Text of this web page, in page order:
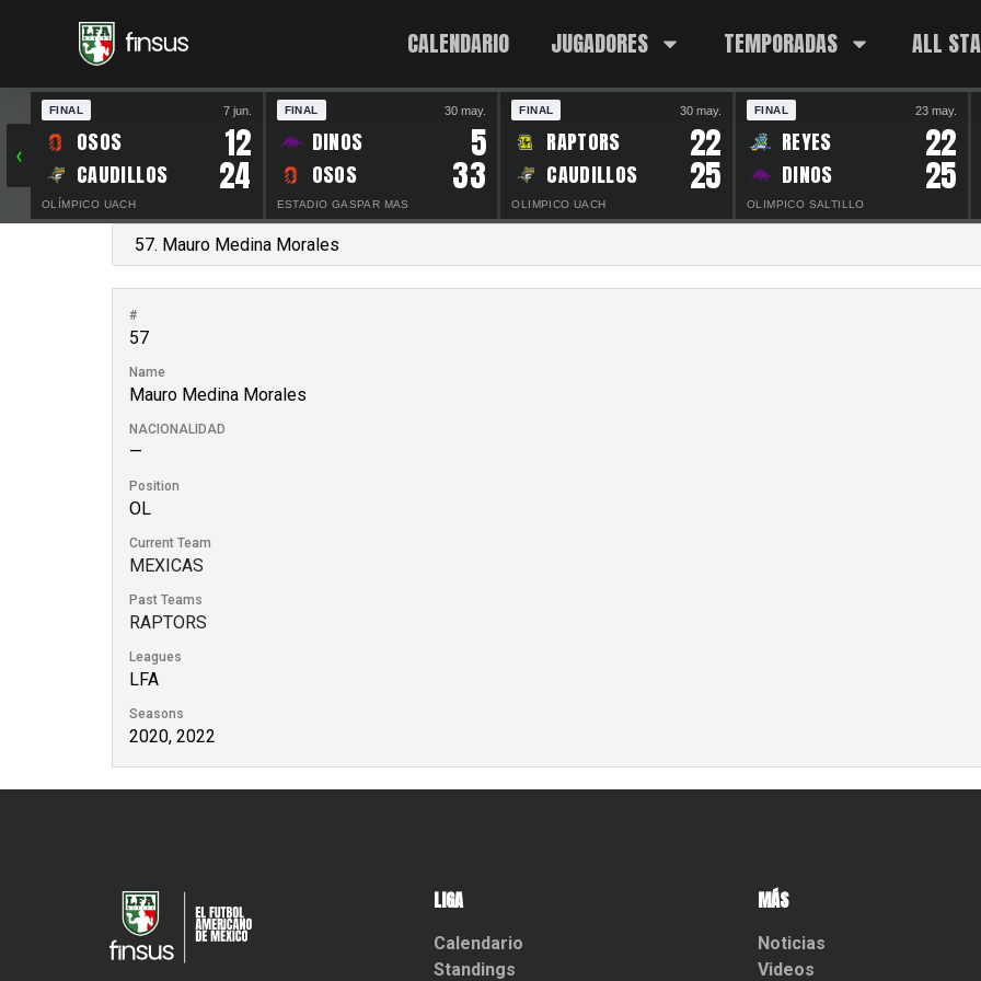
CALENDARIO JUGADORES TEMPORADAS ALL
‹
FINAL 7 jun.
OSOS 12
CAUDILLOS 24
OLÍMPICO UACH
FINAL 30 may.
DINOS 5
OSOS 33
ESTADIO GASPAR MAS
FINAL 30 may.
RAPTORS 22
CAUDILLOS 25
OLIMPICO UACH
FINAL 23 may.
REYES 22
DINOS 25
OLIMPICO SALTILLO
#
57
Name
Mauro Medina Morales
NACIONALIDAD
—
Position
OL
Current Team
MEXICAS
Past Teams
RAPTORS
Leagues
LFA
Seasons
2020, 2022
LIGA
Calendario
Standings
MÁS
Noticias
Videos